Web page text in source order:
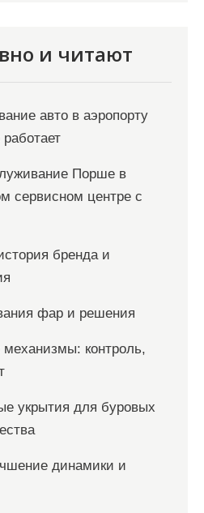
и читают
авто в аэропорту
Порше в
сервисном центре с
бренда и
фар и решения
контроль,
укрытия для буровых
динамики и